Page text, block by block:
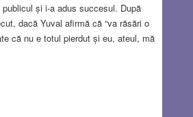
și i-a adus succesul. După
dacă Yuval afirmă că “va răsări o
că nu e totul pierdut și eu, ateul, mă